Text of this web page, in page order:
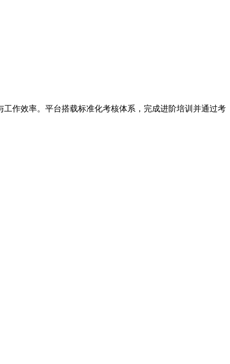
作效率。平台搭载标准化考核体系，完成进阶培训并通过考